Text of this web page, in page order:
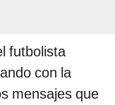
futbolista
con la
mensajes que